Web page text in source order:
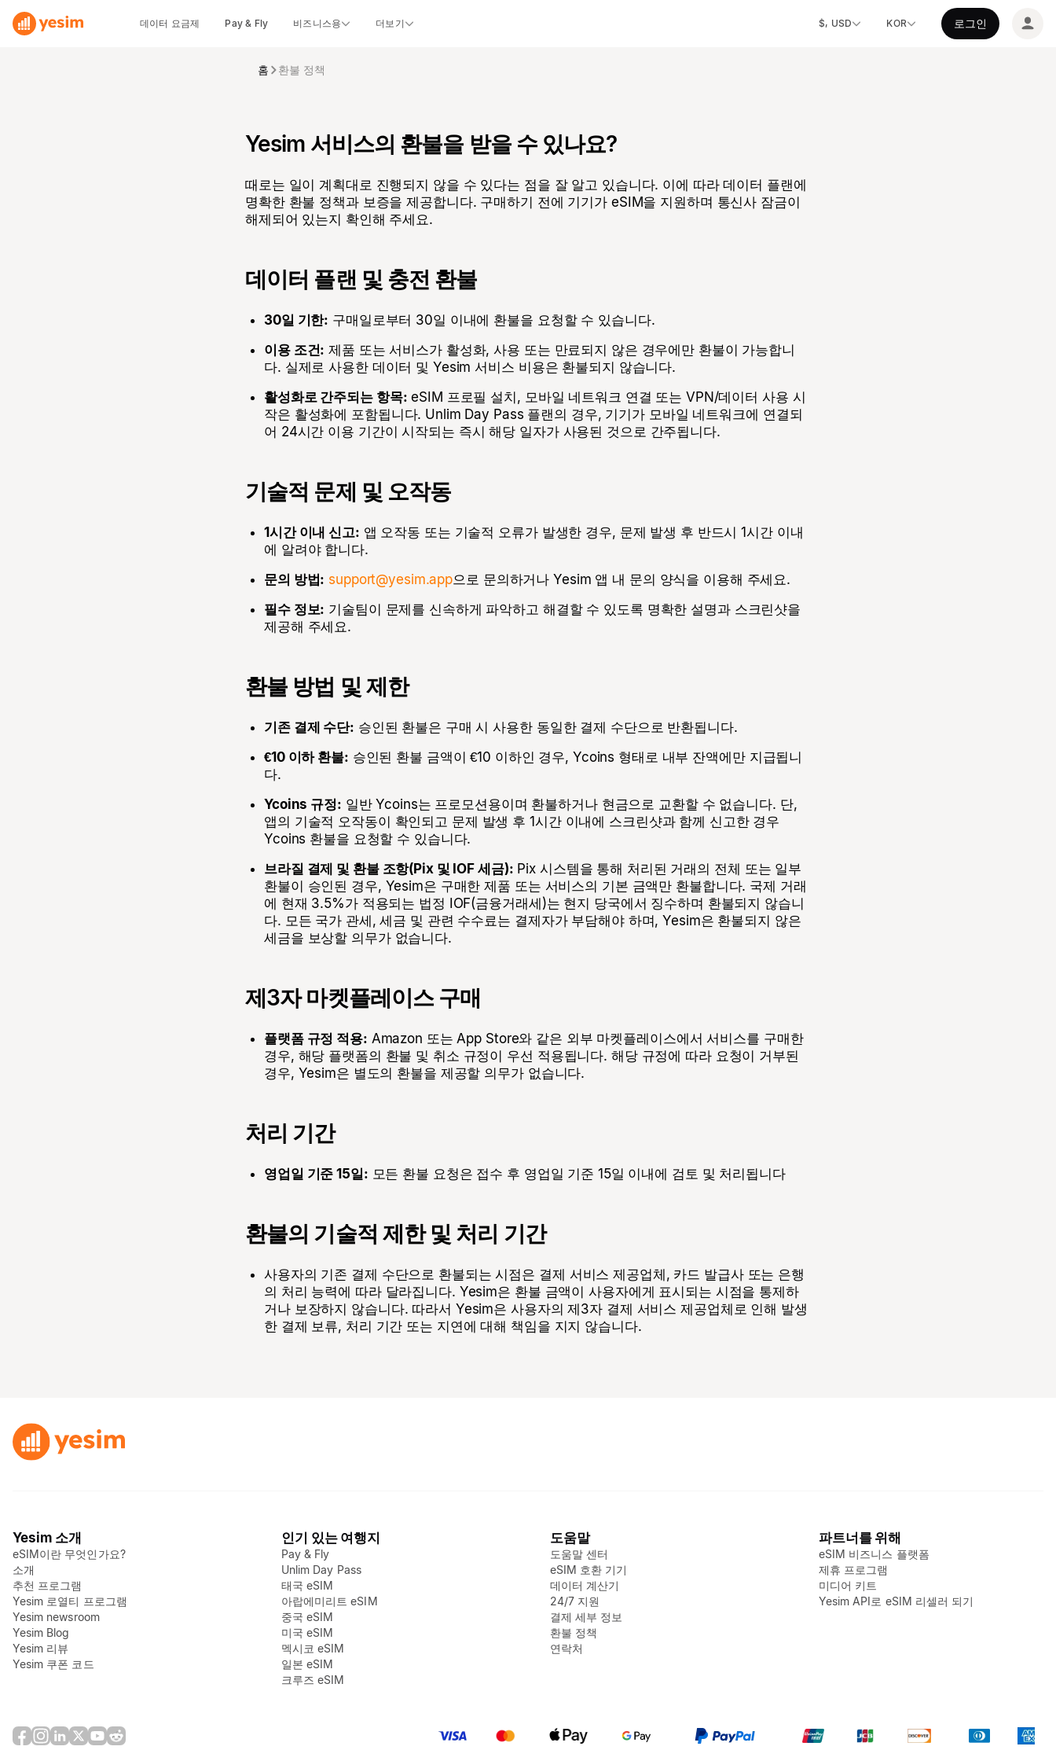
데이터 요금제 Pay & Fly 비즈니스용 더보기 $, USD KOR 로그인
홈 환불 정책
Yesim 서비스의 환불을 받을 수 있나요?
때로는 일이 계획대로 진행되지 않을 수 있다는 점을 잘 알고 있습니다. 이에 따라 데이터 플랜에
명확한 환불 정책과 보증을 제공합니다. 구매하기 전에 기기가 eSIM을 지원하며 통신사 잠금이
해제되어 있는지 확인해 주세요.
데이터 플랜 및 충전 환불
30일 기한: 구매일로부터 30일 이내에 환불을 요청할 수 있습니다.
이용 조건: 제품 또는 서비스가 활성화, 사용 또는 만료되지 않은 경우에만 환불이 가능합니
다. 실제로 사용한 데이터 및 Yesim 서비스 비용은 환불되지 않습니다.
활성화로 간주되는 항목: eSIM 프로필 설치, 모바일 네트워크 연결 또는 VPN/데이터 사용 시
작은 활성화에 포함됩니다. Unlim Day Pass 플랜의 경우, 기기가 모바일 네트워크에 연결되
어 24시간 이용 기간이 시작되는 즉시 해당 일자가 사용된 것으로 간주됩니다.
기술적 문제 및 오작동
1시간 이내 신고: 앱 오작동 또는 기술적 오류가 발생한 경우, 문제 발생 후 반드시 1시간 이내
에 알려야 합니다.
문의 방법: support@yesim.app으로 문의하거나 Yesim 앱 내 문의 양식을 이용해 주세요.
필수 정보: 기술팀이 문제를 신속하게 파악하고 해결할 수 있도록 명확한 설명과 스크린샷을
제공해 주세요.
환불 방법 및 제한
기존 결제 수단: 승인된 환불은 구매 시 사용한 동일한 결제 수단으로 반환됩니다.
€10 이하 환불: 승인된 환불 금액이 €10 이하인 경우, Ycoins 형태로 내부 잔액에만 지급됩니
다.
Ycoins 규정: 일반 Ycoins는 프로모션용이며 환불하거나 현금으로 교환할 수 없습니다. 단,
앱의 기술적 오작동이 확인되고 문제 발생 후 1시간 이내에 스크린샷과 함께 신고한 경우
Ycoins 환불을 요청할 수 있습니다.
브라질 결제 및 환불 조항(Pix 및 IOF 세금): Pix 시스템을 통해 처리된 거래의 전체 또는 일부
환불이 승인된 경우, Yesim은 구매한 제품 또는 서비스의 기본 금액만 환불합니다. 국제 거래
에 현재 3.5%가 적용되는 법정 IOF(금융거래세)는 현지 당국에서 징수하며 환불되지 않습니
다. 모든 국가 관세, 세금 및 관련 수수료는 결제자가 부담해야 하며, Yesim은 환불되지 않은
세금을 보상할 의무가 없습니다.
제3자 마켓플레이스 구매
플랫폼 규정 적용: Amazon 또는 App Store와 같은 외부 마켓플레이스에서 서비스를 구매한
경우, 해당 플랫폼의 환불 및 취소 규정이 우선 적용됩니다. 해당 규정에 따라 요청이 거부된
경우, Yesim은 별도의 환불을 제공할 의무가 없습니다.
처리 기간
영업일 기준 15일: 모든 환불 요청은 접수 후 영업일 기준 15일 이내에 검토 및 처리됩니다
환불의 기술적 제한 및 처리 기간
사용자의 기존 결제 수단으로 환불되는 시점은 결제 서비스 제공업체, 카드 발급사 또는 은행
의 처리 능력에 따라 달라집니다. Yesim은 환불 금액이 사용자에게 표시되는 시점을 통제하
거나 보장하지 않습니다. 따라서 Yesim은 사용자의 제3자 결제 서비스 제공업체로 인해 발생
한 결제 보류, 처리 기간 또는 지연에 대해 책임을 지지 않습니다.
Yesim 소개 인기 있는 여행지 도움말 파트너를 위해
eSIM이란 무엇인가요?
소개
추천 프로그램
Yesim 로열티 프로그램
Yesim newsroom
Yesim Blog
Yesim 리뷰
Yesim 쿠폰 코드
Pay & Fly
Unlim Day Pass
태국 eSIM
아랍에미리트 eSIM
중국 eSIM
미국 eSIM
멕시코 eSIM
일본 eSIM
크루즈 eSIM
도움말 센터
eSIM 호환 기기
데이터 계산기
24/7 지원
결제 세부 정보
환불 정책
연락처
eSIM 비즈니스 플랫폼
제휴 프로그램
미디어 키트
Yesim API로 eSIM 리셀러 되기